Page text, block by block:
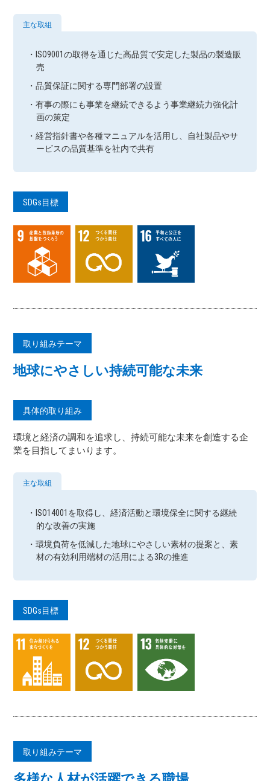
主な取組
・ISO9001の取得を通じた⾼品質で安定した製品の製造販
売
・品質保証に関する専⾨部署の設置
・有事の際にも事業を継続できるよう事業継続⼒強化計
画の策定
・経営指針書や各種マニュアルを活⽤し、⾃社製品やサ
ービスの品質基準を社内で共有
SDGs目標
取り組みテーマ
地球にやさしい持続可能な未来
具体的取り組み
環境と経済の調和を追求し、持続可能な未来を創造する企
業を目指してまいります。
主な取組
・ISO14001を取得し、経済活動と環境保全に関する継続
的な改善の実施
・環境負荷を低減した地球にやさしい素材の提案と、素
材の有効利⽤端材の活⽤による3Rの推進
SDGs目標
取り組みテーマ